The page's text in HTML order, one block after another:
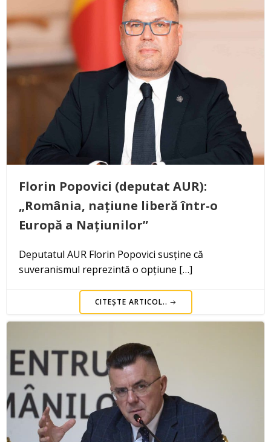
Florin Popovici (deputat AUR):
„România, națiune liberă într-o
Europă a Națiunilor”
Deputatul AUR Florin Popovici susține că
suveranismul reprezintă o opțiune […]
CITEȘTE ARTICOL..